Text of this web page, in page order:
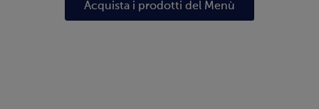
Acquista i prodotti del Menù